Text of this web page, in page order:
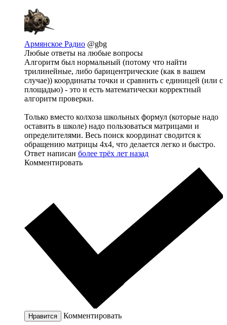
Армянское Радио @gbg
Любые ответы на любые вопросы
Алгоритм был нормальный (потому что найти
трилинейные, либо барицентрические (как в вашем
случае)) координаты точки и сравнить с единицей (или с
площадью) - это и есть математически корректный
алгоритм проверки.
Только вместо колхоза школьных формул (которые надо
оставить в школе) надо пользоваться матрицами и
определителями. Весь поиск координат сводится к
обращению матрицы 4x4, что делается легко и быстро.
Ответ написан более трёх лет назад
Комментировать
Нравится Комментировать